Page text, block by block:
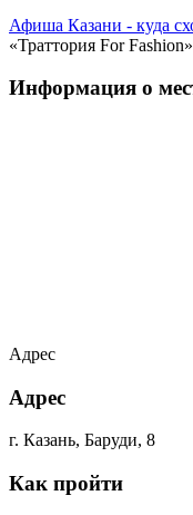
Афиша Казани - куда
«Траттория For Fashion»
Информация о
Адрес
Адрес
г. Казань, Баруди, 8
Как пройти